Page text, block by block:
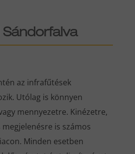
az infrafűtések
Utólag is könnyen
mennyezetre. Kinézetre,
is számos
Minden esetben